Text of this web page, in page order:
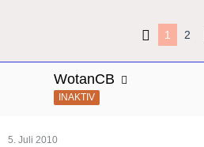
1 2
WotanCB
INAKTIV
5. Juli 2010